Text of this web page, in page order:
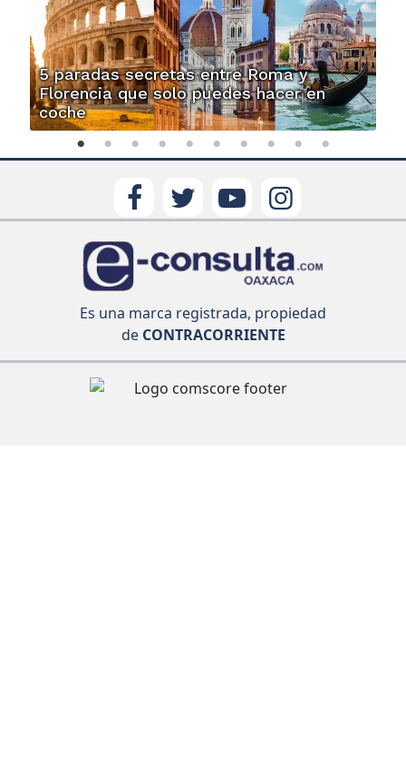
5 paradas secretas entre Roma y
Florencia que solo puedes hacer en
coche
Es una marca registrada, propiedad
deCONTRACORRIENTE